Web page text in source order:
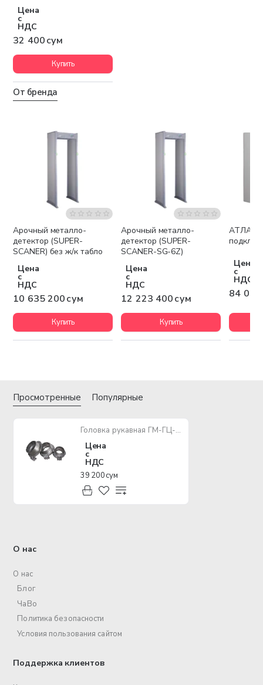
Цена
с
НДС
32 400 сум
Купить
От бренда
Бесплатная доставка
Арочный металло-
детектор (SUPER-
SCANER) без ж/к табло
Цена
с
НДС
10 635 200 сум
Купить
Бесплатная доставка
Арочный металло-
детектор (SUPER-
SCANER-SG-6Z)
Цена
с
НДС
12 223 400 сум
Купить
АТЛАС (прибор для
Цена
с
НДС
84 000
Просмотренные Популярные
Головка рукавная ГМ-ГЦ-50 (Россия/Украина)
Цена
с
НДС
39 200 сум
О нас
О нас
Блог
ЧаВо
Политика безопасности
Условия пользования сайтом
Поддержка клиентов